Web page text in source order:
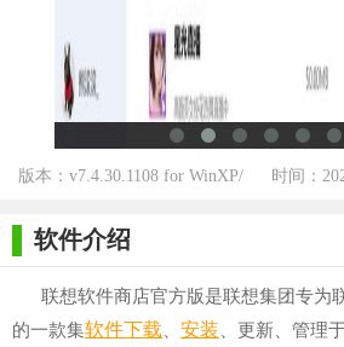
版本：v7.4.30.1108 for WinXP/
时间：
软件介绍
联想软件商店官方版是联想集团专为
的一款集软件下载 安装 、更新、管理